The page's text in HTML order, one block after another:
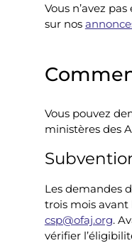
Vous n’avez
sur nos
Vous pouvez
ministères des
Les demandes
trois mois
csp@ofaj.org.
vérifier